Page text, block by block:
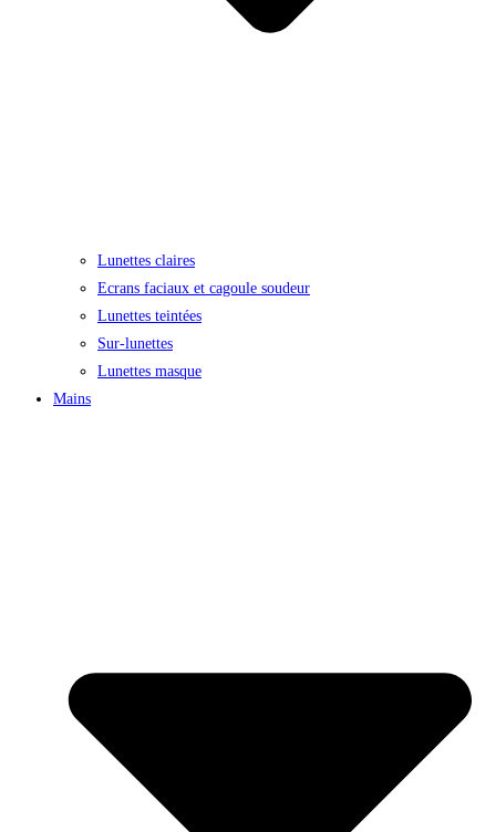
Lunettes claires
Ecrans faciaux et cagoule soudeur
Lunettes teintées
Sur-lunettes
Lunettes masque
Mains